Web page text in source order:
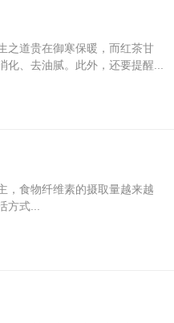
之道贵在御寒保暖，而红茶甘
、去油腻。此外，还要提醒...
，食物纤维素的摄取量越来越
式...